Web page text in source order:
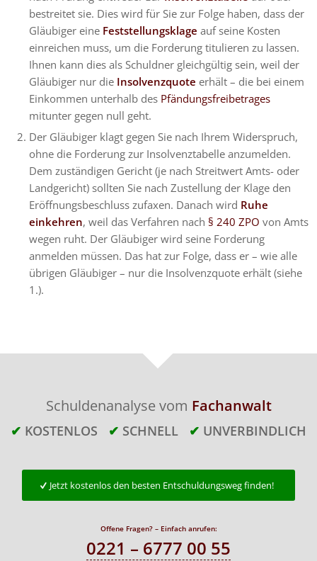
bestreitet sie. Dies wird für Sie zur Folge haben, dass der
Gläubiger eine Feststellungsklage auf seine Kosten
einreichen muss, um die Forderung titulieren zu lassen.
Ihnen kann dies als Schuldner gleichgültig sein, weil der
Gläubiger nur die Insolvenzquote erhält – die bei einem
Einkommen unterhalb des Pfändungsfreibetrages
mitunter gegen null geht.
Der Gläubiger klagt gegen Sie nach Ihrem Widerspruch,
ohne die Forderung zur Insolvenztabelle anzumelden.
Dem zuständigen Gericht (je nach Streitwert Amts- oder
Landgericht) sollten Sie nach Zustellung der Klage den
Eröffnungsbeschluss zufaxen. Danach wird Ruhe
einkehren, weil das Verfahren nach § 240 ZPO von Amts
wegen ruht. Der Gläubiger wird seine Forderung
anmelden müssen. Das hat zur Folge, dass er – wie alle
übrigen Gläubiger – nur die Insolvenzquote erhält (siehe
1.).
Schuldenanalyse vom Fachanwalt
✔ KOSTENLOS ✔ SCHNELL ✔ UNVERBINDLICH
Jetzt kostenlos den besten Entschuldungsweg finden!
Offene Fragen? – Einfach anrufen:
0221 – 6777 00 55